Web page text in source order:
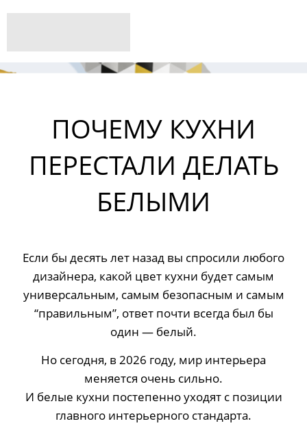
ПОЧЕМУ КУХНИ
ПЕРЕСТАЛИ ДЕЛАТЬ
БЕЛЫМИ
Если бы десять лет назад вы спросили любого
дизайнера, какой цвет кухни будет самым
универсальным, самым безопасным и самым
“правильным”, ответ почти всегда был бы
один — белый.
Но сегодня, в 2026 году, мир интерьера
меняется очень сильно.
И белые кухни постепенно уходят с позиции
главного интерьерного стандарта.